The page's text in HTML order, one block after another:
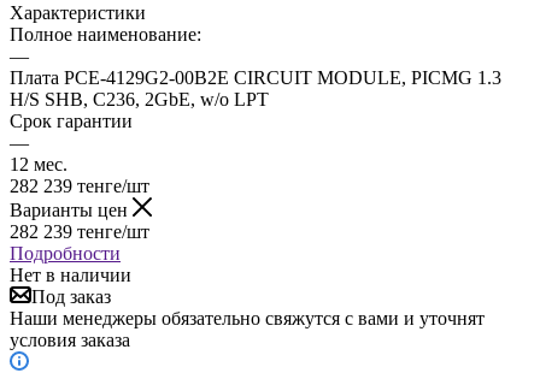
Характеристики
Полное наименование:
—
Плата PCE-4129G2-00B2E CIRCUIT MODULE, PICMG 1.3
H/S SHB, C236, 2GbE, w/o LPT
Срок гарантии
—
12 мес.
282 239 тенге/шт
Варианты цен
282 239 тенге/шт
Подробности
Нет в наличии
Под заказ
Наши менеджеры обязательно свяжутся с вами и уточнят
условия заказа